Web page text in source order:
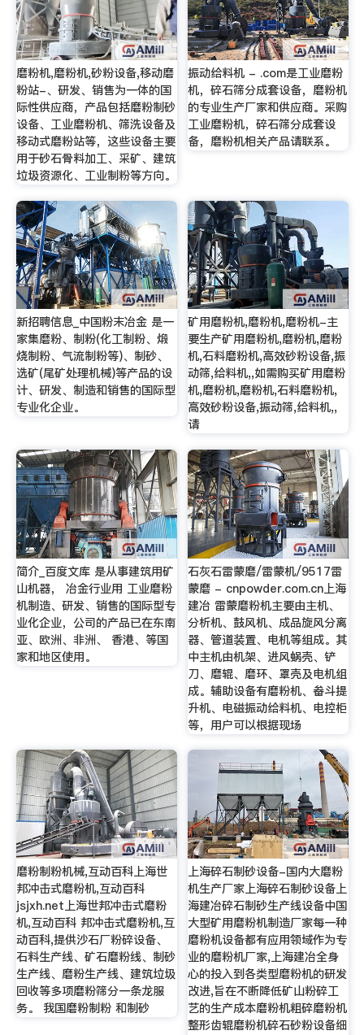
磨粉机,磨粉机,砂粉设备,移动磨
粉站-、研发、销售为一体的国
际性供应商，产品包括磨粉制砂
设备、工业磨粉机、筛洗设备及
移动式磨粉站等，这些设备主要
用于砂石骨料加工、采矿、建筑
垃圾资源化、工业制粉等方向。
振动给料机 - .com是工业磨粉
机，碎石筛分成套设备，磨粉机
的专业生产厂家和供应商。采购
工业磨粉机，碎石筛分成套设
备，磨粉机相关产品请联系。
新招聘信息_中国粉末冶金 是一
家集磨粉、制粉(化工制粉、煅
烧制粉、气流制粉等)、制砂、
选矿(尾矿处理机械)等产品的设
计、研发、制造和销售的国际型
专业化企业。
矿用磨粉机,磨粉机,磨粉机-主
要生产矿用磨粉机,磨粉机,磨粉
机,石料磨粉机,高效砂粉设备,振
动筛,给料机,,如需购买矿用磨粉
机,磨粉机,磨粉机,石料磨粉机,
高效砂粉设备,振动筛,给料机,,
请
简介_百度文库 是从事建筑用矿
山机器， 冶金行业用 工业磨粉
机制造、研发、销售的国际型专
业化企业，公司的产品已在东南
亚、欧洲、非洲、 香港、等国
家和地区使用。
石灰石雷蒙磨/雷蒙机/9517雷
蒙磨 - cnpowder.com.cn上海
建冶 雷蒙磨粉机主要由主机、
分析机、鼓风机、成品旋风分离
器、管道装置、电机等组成。其
中主机由机架、进风蜗壳、铲
刀、磨辊、磨环、罩壳及电机组
成。辅助设备有磨粉机、畚斗提
升机、电磁振动给料机、电控柜
等，用户可以根据现场
磨粉制粉机械,互动百科上海世
邦冲击式磨粉机,互动百科
jsjxh.net上海世邦冲击式磨粉
机,互动百科 邦冲击式磨粉机,互
动百科,提供沙石厂粉碎设备、
石料生产线、矿石磨粉线、制砂
生产线、磨粉生产线、建筑垃圾
回收等多项磨粉筛分一条龙服
务。 我国磨粉制粉 和制砂
上海碎石制砂设备-国内大磨粉
机生产厂家上海碎石制砂设备上
海建冶碎石制砂生产线设备中国
大型矿用磨粉机制造厂家每一种
磨粉机设备都有应用领域作为专
业的磨粉机厂家,上海建冶全身
心的投入到各类型磨粉机的研发
改进,旨在不断降低矿山粉碎工
艺的生产成本磨粉机粗碎磨粉机
整形齿辊磨粉机碎石砂粉设备细